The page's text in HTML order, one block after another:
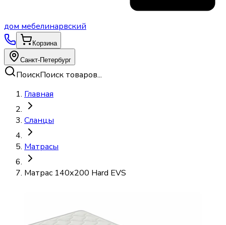
дом мебелинарвский
Корзина
Санкт-Петербург
ПоискПоиск товаров...
Главная
Сланцы
Матрасы
Матрас 140х200 Hard EVS